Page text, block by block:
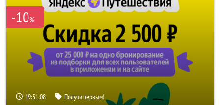
-10%
19:51:06 Получи первым!